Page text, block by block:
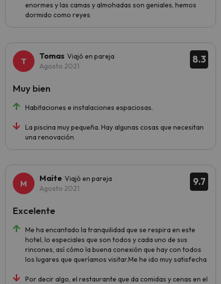
enormes y las camas y almohadas son geniales, hemos
dormido como reyes
8.3
Tomas Viajó en pareja
Agosto 2021
Habitaciones e instalaciones espaciosas.
La piscina muy pequeña. Hay algunas cosas que necesitan
una renovación
Muy bien
9.7
Maite Viajó en pareja
Agosto 2021
Me ha encantado la tranquilidad que se respira en este
hotel, lo especiales que son todos y cada uno de sus
rincones, así cómo la buena conexión que hay con todos
los lugares que queríamos visitar.Me he ido muy satisfecha
Por decir algo, el restaurante que da comidas y cenas en el
Excelente